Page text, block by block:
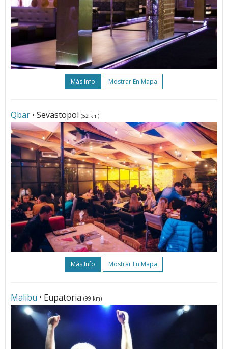
Más Info Mostrar En Mapa
Qbar • Sevastopol (52 km)
Más Info Mostrar En Mapa
Malibu • Eupatoria (99 km)